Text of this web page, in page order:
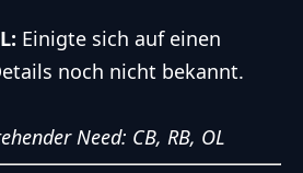
Einigte sich auf einen
noch nicht bekannt.
Need: CB, RB, OL